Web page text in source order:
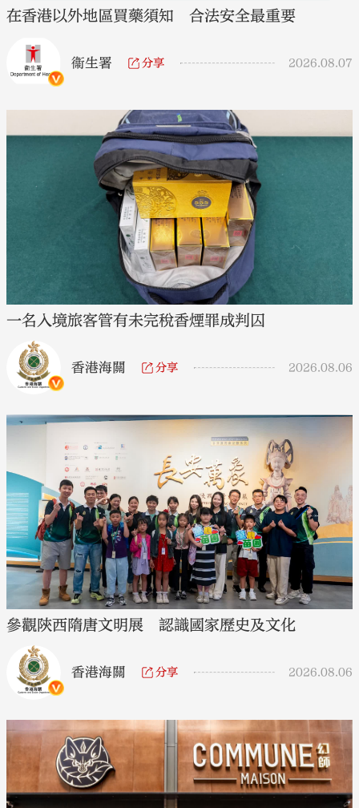
在香港以外地區買藥須知 合法安全最重要
衞生署 分享 2026.08.07
一名入境旅客管有未完稅香煙罪成判囚
香港海關 分享 2026.08.06
參觀陝西隋唐文明展 認識國家歷史及文化
香港海關 分享 2026.08.06